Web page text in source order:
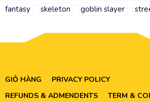
fantasy
skeleton goblin slayer
GIỎ HÀNG
PRIVACY POLICY
REFUNDS & ADMENDENTS
TERM &